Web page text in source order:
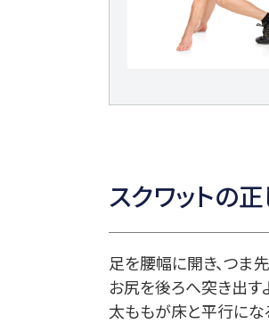
スクワットの
足を腰幅に開き、つま
お尻を後ろへ突き出す
太ももが床と平行にな